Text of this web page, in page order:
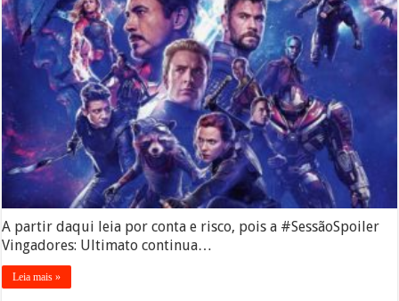
A partir daqui leia por conta e risco, pois a #SessãoSpoiler
Vingadores: Ultimato continua…
Leia mais »